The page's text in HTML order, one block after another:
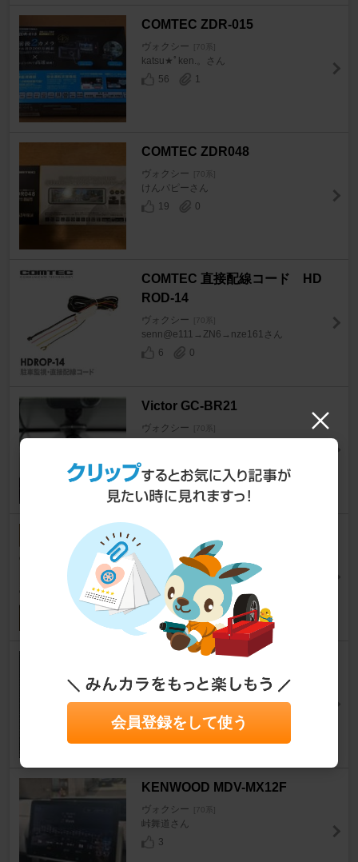
COMTEC ZDR-015
ヴォクシー [70系]
katsu★ﾟken.。さん
56
1
COMTEC ZDR048
ヴォクシー [70系]
けんパピーさん
19
0
COMTEC 直接配線コード HD
ROD-14
ヴォクシー [70系]
senn@e111→ZN6→nze161さん
6
0
Victor GC-BR21
ヴォクシー [70系]
LOVE&BLUEさん
PIONEER / carrozzeria VREC-
DH300D
ヴォクシー [70系]
みぃ～?さん
4
SurLuster ゼロリバイブ
ヴォクシー [70系]
7
KENWOOD MDV-MX12F
ヴォクシー [70系]
峠舞道さん
3
会員登録をして使う